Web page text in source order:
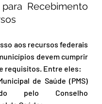
Recebimento
aos recursos federais
devem cumprir
requisitos. Entre eles:
de Saúde (PMS)
pelo Conselho